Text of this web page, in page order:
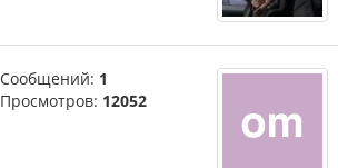
Сообщений: 1
Просмотров: 12052